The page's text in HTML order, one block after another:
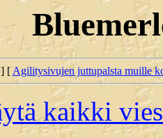
[Agilitysivujen juttupalsta muille
kaikki